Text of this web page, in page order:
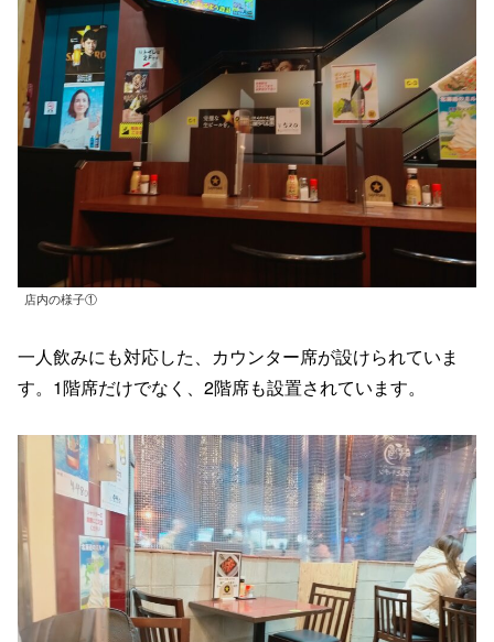
店内の様子①
一人飲みにも対応した、カウンター席が設けられていま
す。1階席だけでなく、2階席も設置されています。